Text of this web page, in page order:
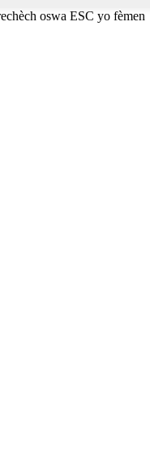
oswa ESC yo fèmen